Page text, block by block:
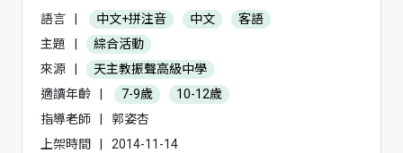
語言 中文+拼注音 中文
客語
主題
綜合活動
來源
天主教振聲高級中學
適讀年齡
7-9歲
10-12歲
指導老師
郭姿杏
上架時間
2014-11-14